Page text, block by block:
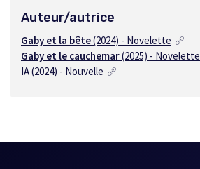
Auteur/autrice
Gaby et la bête(2024) - Novelette
Gaby et le cauchemar(2025) - Novelette
IA(2024) - Nouvelle